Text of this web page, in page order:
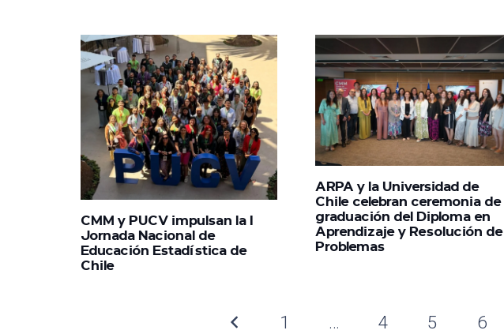
CMM y PUCV impulsan la I
Jornada Nacional de
Educación Estadística de
Chile
ARPA y la Universidad de
Chile celebran ceremonia de
graduación del Diploma en
Aprendizaje y Resolución de
Problemas
1 … 4 5 6